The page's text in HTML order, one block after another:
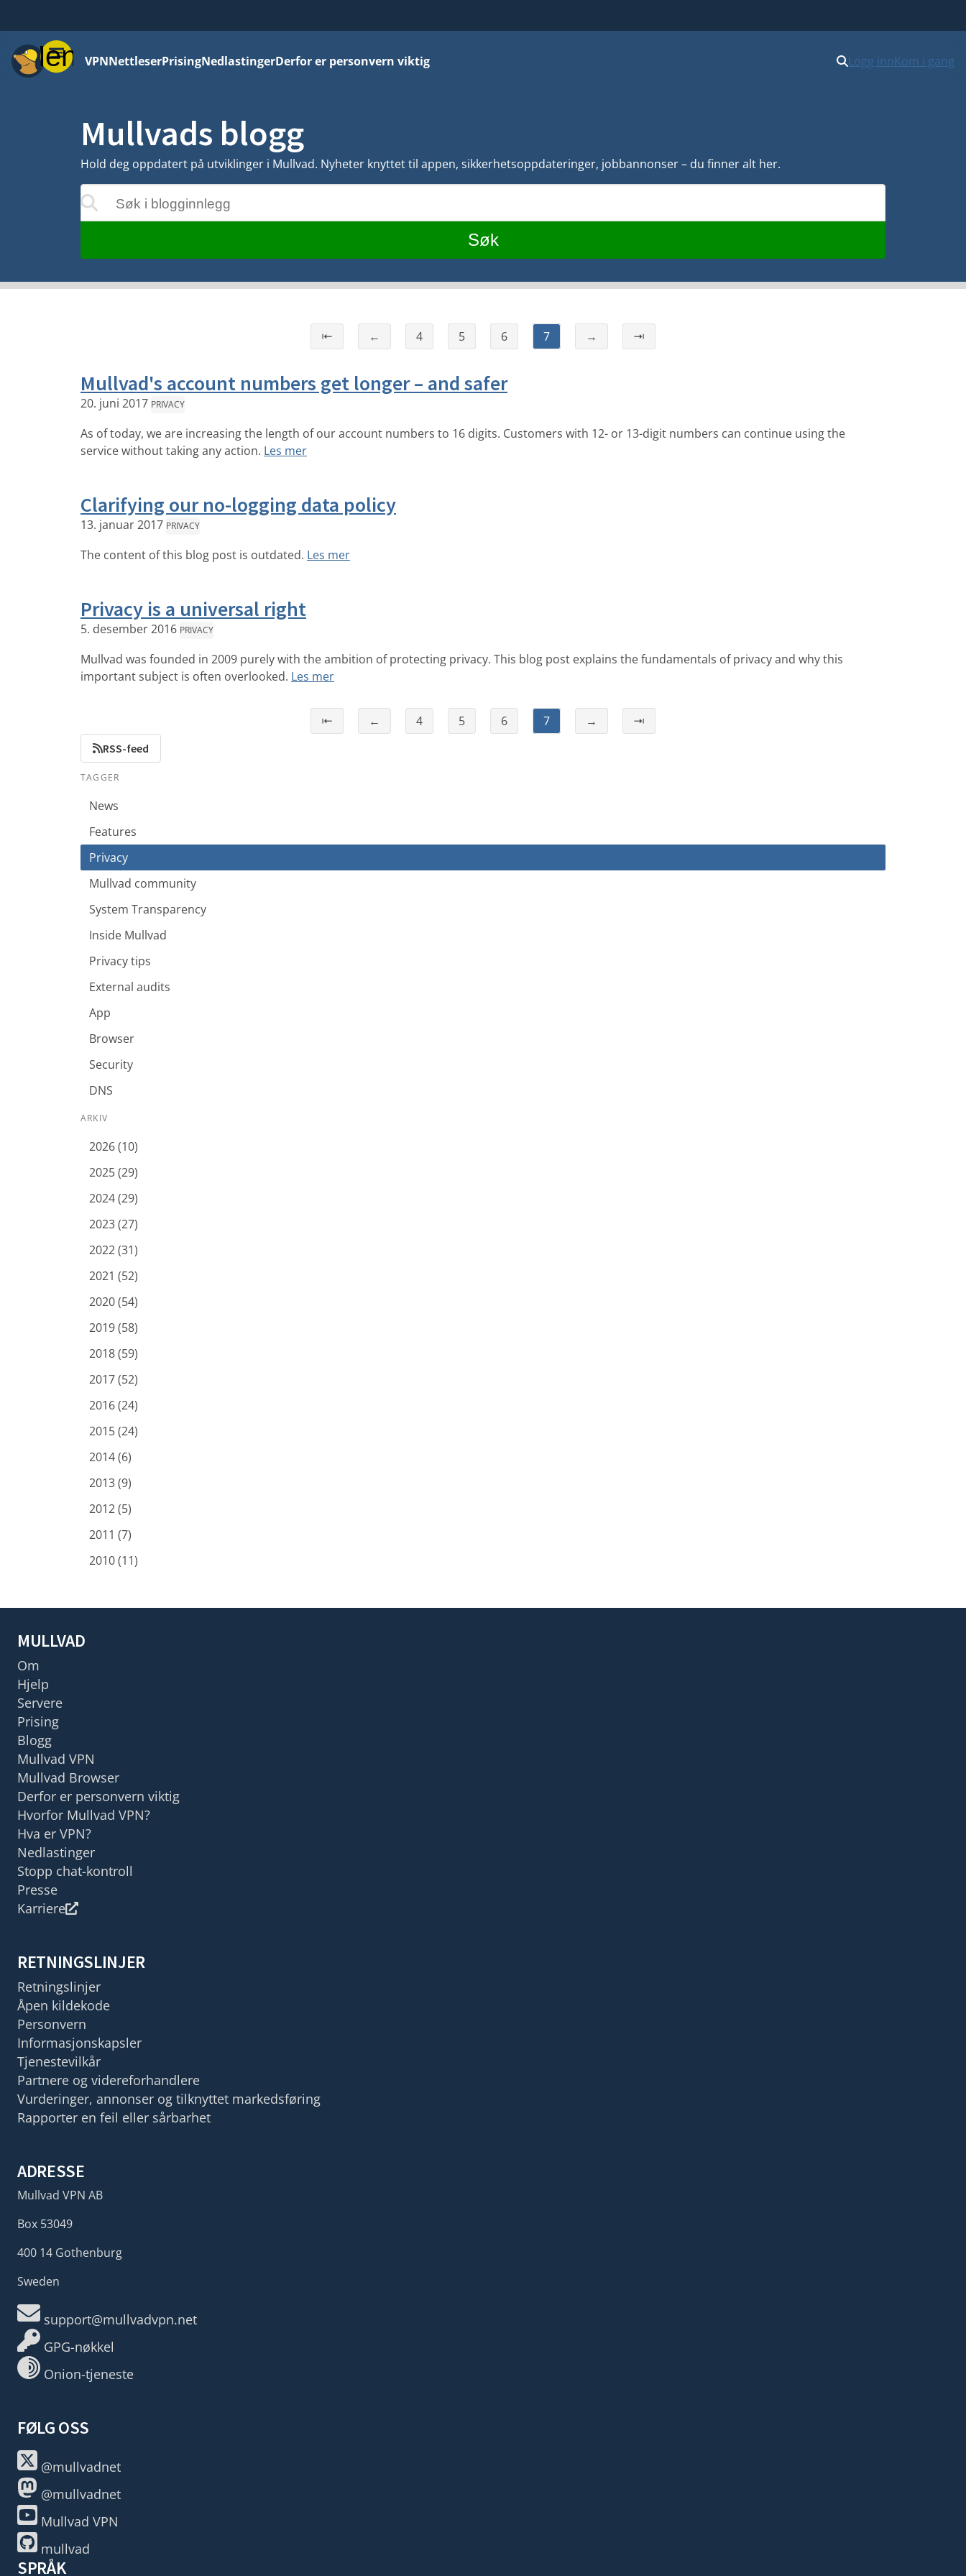
MenyVPNNettleserPrisingNedlastingerDerfor er personvern viktig Logg innKom i gang
Mullvads blogg
Hold deg oppdatert på utviklinger i Mullvad. Nyheter knyttet til appen, sikkerhetsoppdateringer, jobbannonser – du finner alt her.
Søk i blogginnlegg
oppdateres mens du skriver
Søk
⇤ ← 4 5 6 7 → ⇥
Mullvad's account numbers get longer – and safer
20. juni 2017 PRIVACY
As of today, we are increasing the length of our account numbers to 16 digits. Customers with 12- or 13-digit numbers can continue using the
service without taking any action. Les mer
Clarifying our no-logging data policy
13. januar 2017 PRIVACY
The content of this blog post is outdated. Les mer
Privacy is a universal right
5. desember 2016 PRIVACY
Mullvad was founded in 2009 purely with the ambition of protecting privacy. This blog post explains the fundamentals of privacy and why this
important subject is often overlooked. Les mer
⇤ ← 4 5 6 7 → ⇥
RSS-feed
TAGGER
News
Features
Privacy
Mullvad community
System Transparency
Inside Mullvad
Privacy tips
External audits
App
Browser
Security
DNS
ARKIV
2026 (10)
2025 (29)
2024 (29)
2023 (27)
2022 (31)
2021 (52)
2020 (54)
2019 (58)
2018 (59)
2017 (52)
2016 (24)
2015 (24)
2014 (6)
2013 (9)
2012 (5)
2011 (7)
2010 (11)
MULLVAD
Om
Hjelp
Servere
Prising
Blogg
Mullvad VPN
Mullvad Browser
Derfor er personvern viktig
Hvorfor Mullvad VPN?
Hva er VPN?
Nedlastinger
Stopp chat-kontroll
Presse
Karriere
RETNINGSLINJER
Retningslinjer
Åpen kildekode
Personvern
Informasjonskapsler
Tjenestevilkår
Partnere og videreforhandlere
Vurderinger, annonser og tilknyttet markedsføring
Rapporter en feil eller sårbarhet
ADRESSE
Mullvad VPN AB
Box 53049
400 14 Gothenburg
Sweden
support@mullvadvpn.net
GPG-nøkkel
Onion-tjeneste
FØLG OSS
@mullvadnet
@mullvadnet
Mullvad VPN
mullvad
SPRÅK